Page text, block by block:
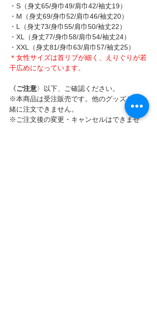
・S（身丈65/身巾49/肩巾42/袖丈19）
・M（身丈69/身巾52/肩巾46/袖丈20）
・L（身丈73/身巾55/肩巾50/袖丈22）
・XL（身丈77/身巾58/肩巾54/袖丈24）
・XXL（身丈81/身巾63/肩巾57/袖丈25）
＊女性サイズは首リブが細く、えりぐりが若
干広めになっています。
〈ご注意〉以下、ご確認ください。
※本商品は受注販売です。他のグッズとは一
緒に注文できません。
※ご注文後の変更・キャンセルはできませ